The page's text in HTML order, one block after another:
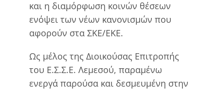
και η διαμόρφωση κοινών θέσεων
ενόψει των νέων κανονισμών που
αφορούν στα ΣΚΕ/ΕΚΕ.
Ως μέλος της Διοικούσας Επιτροπής
του Ε.Σ.Σ.Ε. Λεμεσού, παραμένω
ενεργά παρούσα και δεσμευμένη στην